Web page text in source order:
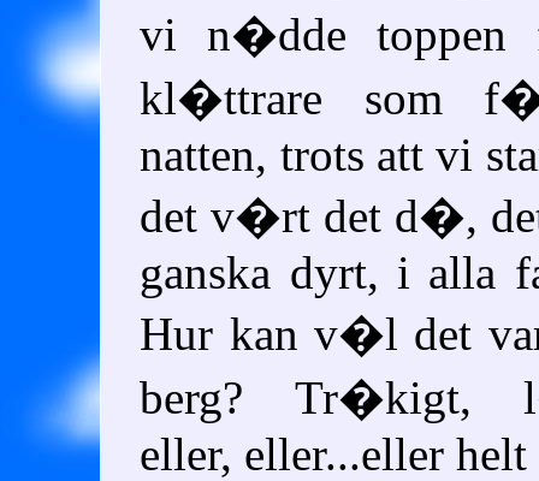
vi n�dde
kl�ttrare som
natten, trots att vi
det v�rt det d�,
ganska dyrt, i alla
Hur kan v�l det
berg? Tr�kigt,
eller, eller...eller